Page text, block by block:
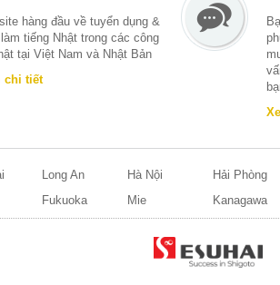
hàng đầu về tuyển dụng &
tiếng Nhật trong các công
tại Việt Nam và Nhật Bản
chi tiết
Long An Hà Nội Hải Phòng
Fukuoka Mie Kanagawa